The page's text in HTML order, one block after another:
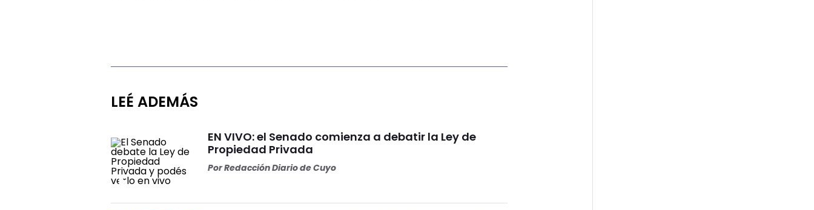
LEÉ ADEMÁS
EN VIVO: el Senado comienza a debatir la Ley de
Propiedad Privada
PorRedacción Diario de Cuyo